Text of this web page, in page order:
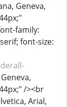
Geneva,
family:
font-size:
/><br
Arial,